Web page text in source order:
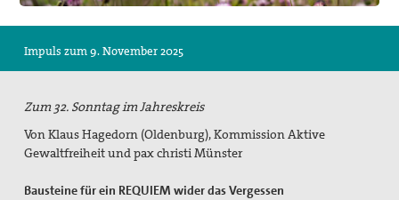
Impressum
Suche
Impuls zum 9. November 2025
Zum 32. Sonntag im Jahreskreis
Von Klaus Hagedorn (Oldenburg), Kommission Aktive
Gewaltfreiheit und pax christi Münster
Bausteine für ein REQUIEM wider das Vergessen